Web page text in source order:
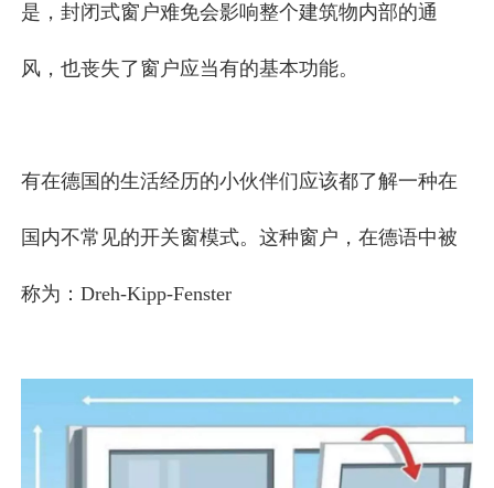
是，封闭式窗户难免会影响整个建筑物内部的通
风，也丧失了窗户应当有的基本功能。
有在德国的生活经历的小伙伴们应该都了解一种在
国内不常见的开关窗模式。这种窗户，在德语中被
称为：Dreh-Kipp-Fenster